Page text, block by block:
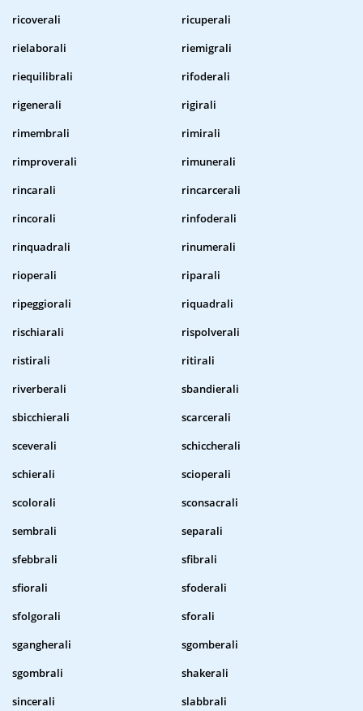
ricoverali
ricuperali
rielaborali
riemigrali
riequilibrali
rifoderali
rigenerali
rigirali
rimembrali
rimirali
rimproverali
rimunerali
rincarali
rincarcerali
rincorali
rinfoderali
rinquadrali
rinumerali
rioperali
riparali
ripeggiorali
riquadrali
rischiarali
rispolverali
ristirali
ritirali
riverberali
sbandierali
sbicchierali
scarcerali
sceverali
schiccherali
schierali
scioperali
scolorali
sconsacrali
sembrali
separali
sfebbrali
sfibrali
sfiorali
sfoderali
sfolgorali
sforali
sgangherali
sgomberali
sgombrali
shakerali
sincerali
slabbrali